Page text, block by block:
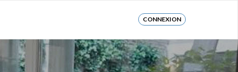
CONNEXION